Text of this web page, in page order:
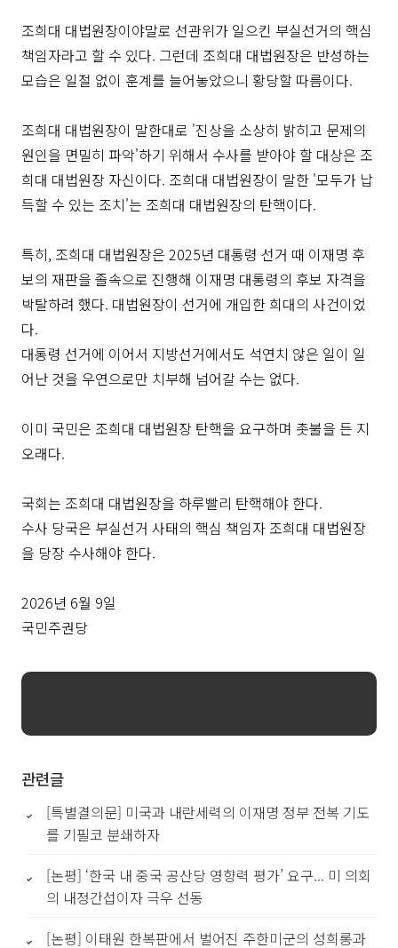
조희대 대법원장이야말로 선관위가 일으킨 부실선거의 핵심
책임자라고 할 수 있다. 그런데 조희대 대법원장은 반성하는
모습은 일절 없이 훈계를 늘어놓았으니 황당할 따름이다.
조희대 대법원장이 말한대로 '진상을 소상히 밝히고 문제의
원인을 면밀히 파악'하기 위해서 수사를 받아야 할 대상은 조
희대 대법원장 자신이다. 조희대 대법원장이 말한 '모두가 납
득할 수 있는 조치'는 조희대 대법원장의 탄핵이다.
특히, 조희대 대법원장은 2025년 대통령 선거 때 이재명 후
보의 재판을 졸속으로 진행해 이재명 대통령의 후보 자격을
박탈하려 했다. 대법원장이 선거에 개입한 희대의 사건이었
다.
대통령 선거에 이어서 지방선거에서도 석연치 않은 일이 일
어난 것을 우연으로만 치부해 넘어갈 수는 없다.
이미 국민은 조희대 대법원장 탄핵을 요구하며 촛불을 든 지
오래다.
국회는 조희대 대법원장을 하루빨리 탄핵해야 한다.
수사 당국은 부실선거 사태의 핵심 책임자 조희대 대법원장
을 당장 수사해야 한다.
2026년 6월 9일
국민주권당
관련글
[특별결의문] 미국과 내란세력의 이재명 정부 전복 기도
를 기필코 분쇄하자
[논평] ‘한국 내 중국 공산당 영향력 평가’ 요구... 미 의회
의 내정간섭이자 극우 선동
[논평] 이태원 한복판에서 벌어진 주한미군의 성희롱과